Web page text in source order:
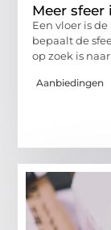
Meer
Een vloer is
bepaalt de
op zoek is
Aanbiedingen